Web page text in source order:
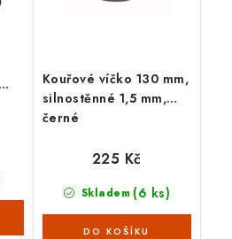
Kouřové víčko 130 mm,
silnostěnné 1,5 mm,
černé
Skladem (6 ks)
225 Kč